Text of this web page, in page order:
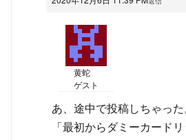
黄蛇
ゲスト
あ、途中で投稿しちゃった
「最初からダミーカード